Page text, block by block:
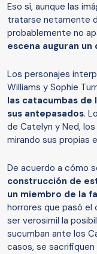
Eso sí, aunque las
tratarse netamente
probablemente no
escena auguran
Los personajes
Williams y Sophie
las catacumbas
sus antepasados.
de Catelyn y Ned,
mirando sus propias
De acuerdo a cómo
construcción de
un miembro de la
horrores que pasó el
ser verosimil la
sucumban ante los
casos, se sacrifiquen